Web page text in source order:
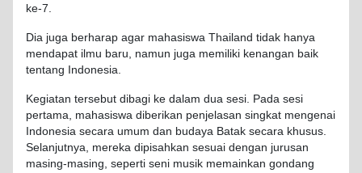
ke-7.
Dia juga berharap agar mahasiswa Thailand tidak hanya
mendapat ilmu baru, namun juga memiliki kenangan baik
tentang Indonesia.
Kegiatan tersebut dibagi ke dalam dua sesi. Pada sesi
pertama, mahasiswa diberikan penjelasan singkat mengenai
Indonesia secara umum dan budaya Batak secara khusus.
Selanjutnya, mereka dipisahkan sesuai dengan jurusan
masing-masing, seperti seni musik memainkan gondang